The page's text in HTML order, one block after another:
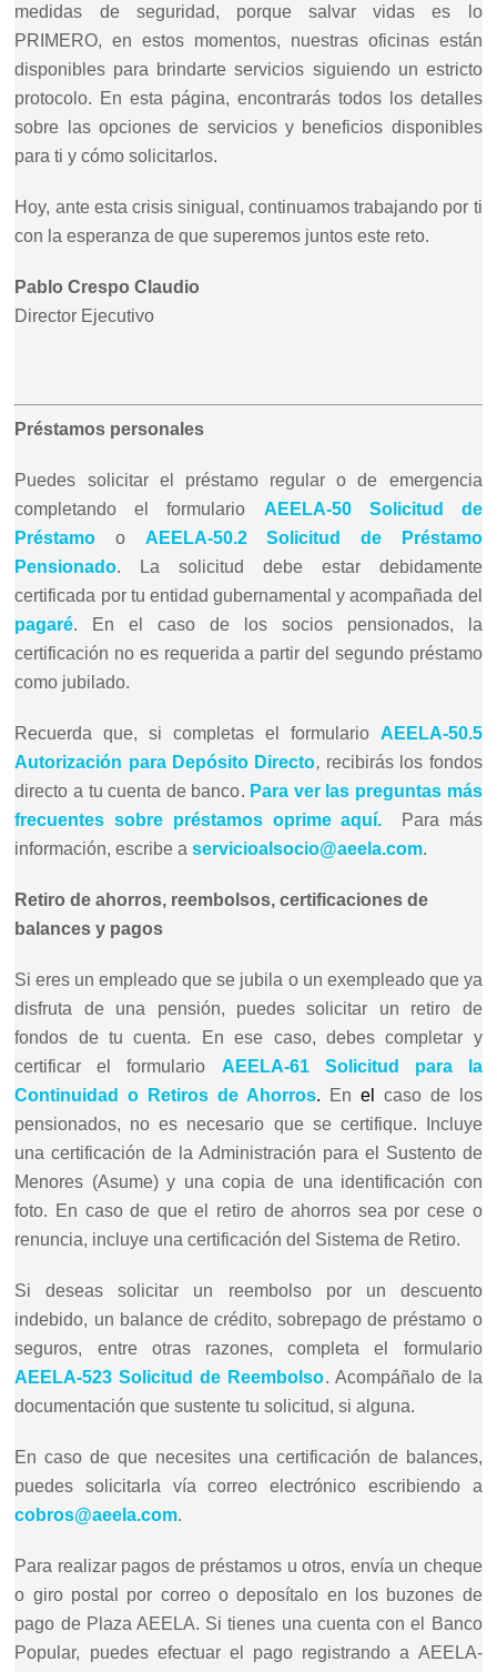
medidas de seguridad, porque salvar vidas es lo
PRIMERO, en estos momentos, nuestras oficinas están
disponibles para brindarte servicios siguiendo un estricto
protocolo. En esta página, encontrarás todos los detalles
sobre las opciones de servicios y beneficios disponibles
para ti y cómo solicitarlos.
Hoy, ante esta crisis sinigual, continuamos trabajando por ti
con la esperanza de que superemos juntos este reto.
Pablo Crespo Claudio
Director Ejecutivo
Préstamos personales
Puedes solicitar el préstamo regular o de emergencia
completando el formulario AEELA-50 Solicitud de
Préstamo o AEELA-50.2 Solicitud de Préstamo
Pensionado. La solicitud debe estar debidamente
certificada por tu entidad gubernamental y acompañada del
pagaré​. En el caso de los socios pensionados, la
certificación no es requerida a partir del segundo préstamo
como jubilado.
Recuerda que, si completas el formulario AEELA-50.5
Autorización para Depósito Directo, recibirás los fondos
directo a tu cuenta de banco. Para ver las preguntas más
frecuentes sobre préstamos oprime aquí​.
Para más
información, escribe aservicioalsocio@aeela.com.
Retiro de ahorros, reembolsos, certificaciones de
balances y pagos
Si eres un empleado que se jubila o un exempleado que ya
disfruta de una pensión, puedes solicitar un retiro de
fondos de tu cuenta. En ese caso, debes completar y
certificar el formulario AEELA-61 Solicitud para la
Continuidad o Retiros de Ahorros. En el
caso de los
pensionados, no es necesario que se certifique. Incluye
una certificación de la Administración para el Sustento de
Menores (Asume) y una copia de una identificación con
foto. En caso de que el retiro de ahorros sea por cese o
renuncia, incluye una certificación del Sistema de Retiro.
Si deseas solicitar un reembolso por un descuento
indebido, un balance de crédito, sobrepago de préstamo o
seguros, entre otras razones, completa el formulario
AEELA-523 Solicitud de Reembolso. Acompáñalo de la
documentación que sustente tu solicitud, si alguna.
En caso de que necesites una certificación de balances,
puedes solicitarla vía correo electrónico escribiendo a
cobros@aeela.com.
Para realizar pagos de préstamos u otros, envía un cheque
o giro postal por correo o deposítalo en los buzones de
pago de Plaza AEELA. Si tienes una cuenta con el Banco
Popular, puedes efectuar el pago registrando a AEELA-